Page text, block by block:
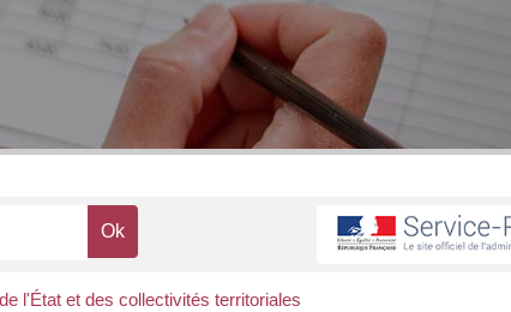
l'État et des collectivités territoriales